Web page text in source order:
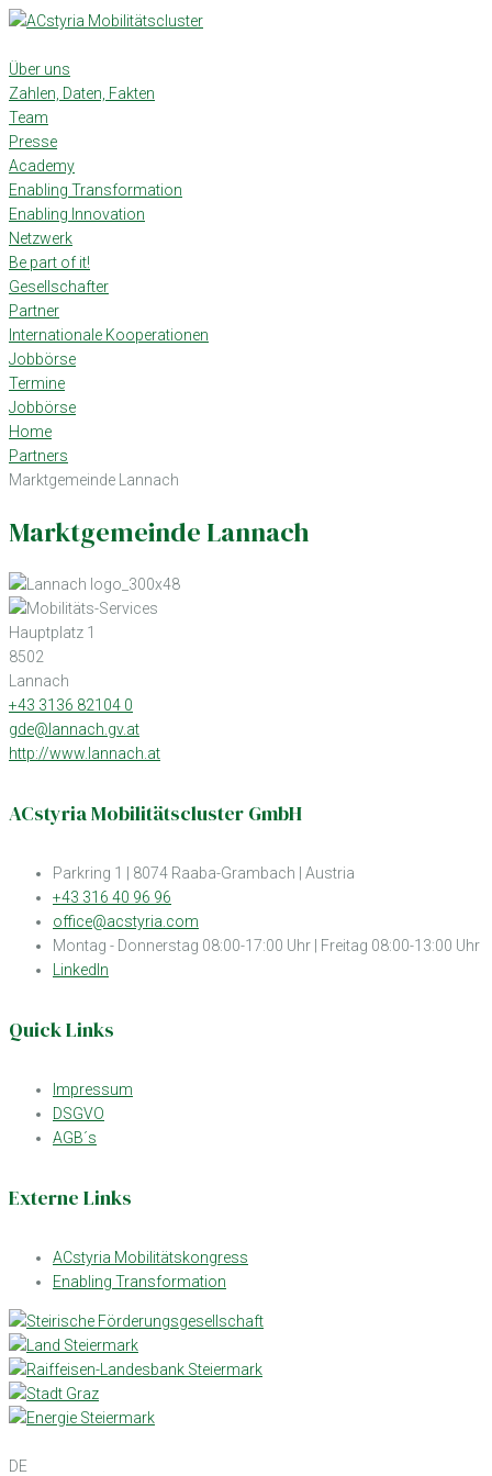
Skip
content
Über uns
Zahlen, Daten, Fakten
Team
Presse
Academy
Enabling Transformation
Enabling Innovation
Netzwerk
Be part of it!
Gesellschafter
Partner
Internationale Kooperationen
Jobbörse
Termine
Jobbörse
Home
Partners
Marktgemeinde Lannach
Marktgemeinde Lannach
Hauptplatz 1
8502
Lannach
+43 3136 82104 0
gde@lannach.gv.at
http://www.lannach.at
ACstyria Mobilitätscluster GmbH
Parkring 1 | 8074 Raaba-Grambach | Austria
+43 316 40 96 96
office@acstyria.com
Montag - Donnerstag 08:00-17:00 Uhr | Freitag 08:00-13:00 Uhr
LinkedIn
Quick Links
Impressum
DSGVO
AGB´s
Externe Links
ACstyria Mobilitätskongress
Enabling Transformation
DE